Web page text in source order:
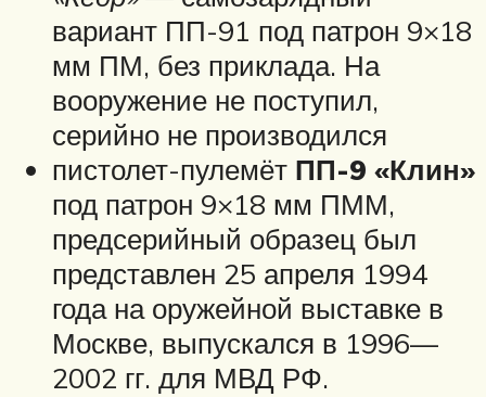
вариант ПП-91 под патрон 9×18
мм ПМ, без приклада. На
вооружение не поступил,
серийно не производился
пистолет-пулемёт ПП-9 «Клин»
под патрон 9×18 мм ПММ,
предсерийный образец был
представлен 25 апреля 1994
года на оружейной выставке в
Москве, выпускался в 1996—
2002 гг. для МВД РФ.